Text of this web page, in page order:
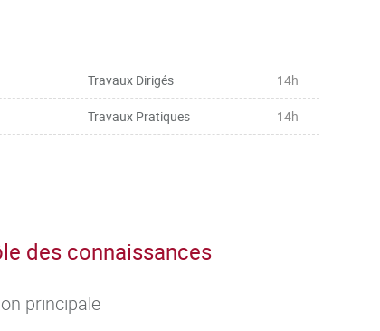
Travaux Dirigés 14h
Travaux Pratiques 14h
des connaissances
principale